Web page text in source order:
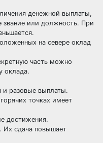
денежной выплаты,
звание или должность. При
на севере оклад
часть можно
оклада.
и разовые выплаты.
точках имеет
достижения.
Их сдача повышает